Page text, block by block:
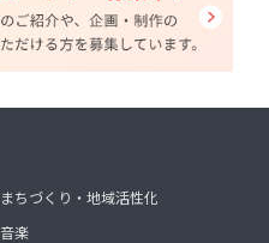
まちづくり・地域活性化
音楽